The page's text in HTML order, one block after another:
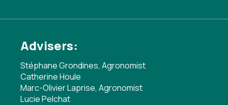
Advisers:
Stéphane Grondines, Agronomist
Catherine Houle
Marc-Olivier Laprise, Agronomist
Lucie Pelchat